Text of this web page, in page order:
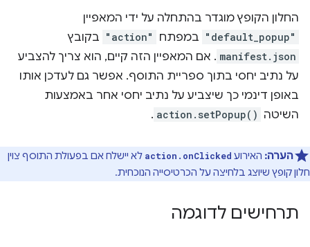
החלון הקופץ מוגדר בהתחלה על ידי המאפיין
"default_popup" במפתח "action" בקובץ
manifest.json . אם המאפיין הזה קיים, הוא צריך להצביע
על נתיב יחסי בתוך ספריית התוסף. אפשר גם לעדכן אותו
באופן דינמי כך שיצביע על נתיב יחסי אחר באמצעות
השיטה action.setPopup()
.
הערה: האירוע action.onClicked לא יישלח אם בפעולת התוסף צוין
חלון קופץ שיוצג בלחיצה על הכרטיסייה הנוכחית.
תרחישים לדוגמה